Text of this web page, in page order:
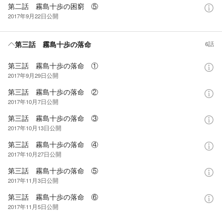
第二話 霧島十歩の困窮 ⑤
2017年9月22日公開
第三話 霧島十歩の落命 6話
第三話 霧島十歩の落命 ①
2017年9月29日公開
第三話 霧島十歩の落命 ②
2017年10月7日公開
第三話 霧島十歩の落命 ③
2017年10月13日公開
第三話 霧島十歩の落命 ④
2017年10月27日公開
第三話 霧島十歩の落命 ⑤
2017年11月3日公開
第三話 霧島十歩の落命 ⑥
2017年11月5日公開